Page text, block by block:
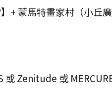
+ 蒙馬特畫家村（小丘
或 Zenitude 或